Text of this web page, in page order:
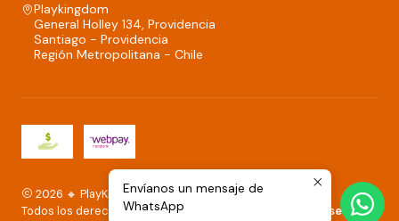
Playkingdom
General Holley 134, Providencia
Santiago - Providencia
Región Metropolitana - Chile
2026 🔸 PlayKingdom.
Todos los derechos reservados.
Desarrollado por Jumpseller.
Envíanos un mensaje de
WhatsApp